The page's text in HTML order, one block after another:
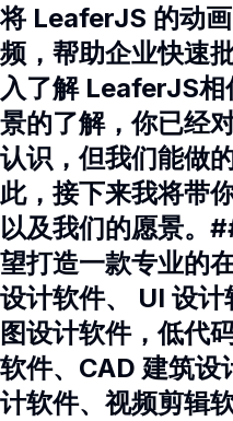
将 LeaferJS 的动
频，帮助企业快速
入了解 LeaferJS相
景的了解，你已经
认识，但我们能做
此，接下来我将带
以及我们的愿景。
望打造一款专业的
设计软件、 UI 设
图设计软件，低代
软件、CAD 建筑设
计软件、视频剪辑